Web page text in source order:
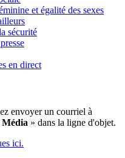
et égalité des sexes
sécurité
en direct
envoyer un courriel à
Média » dans la ligne d'objet.
ici.